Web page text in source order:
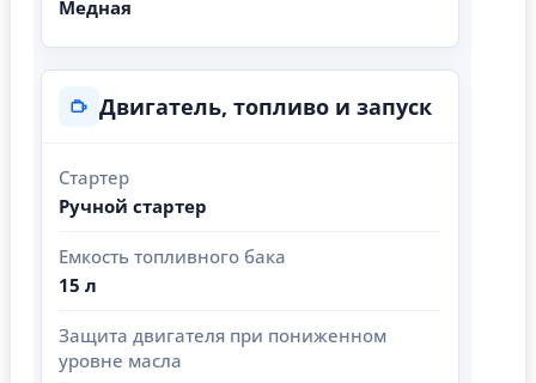
Медная
Двигатель, топливо и запуск
Стартер
Ручной стартер
Емкость топливного бака
15 л
Защита двигателя при пониженном
уровне масла